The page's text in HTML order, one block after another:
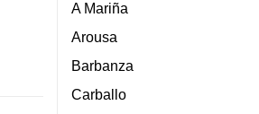
A Mariña
Arousa
Barbanza
Carballo